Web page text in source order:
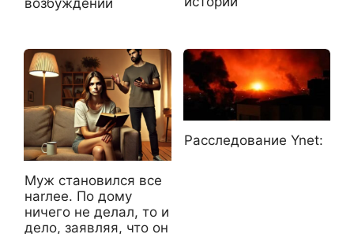
Муж становился все
наrлее. По дому
ничего не делал, то и
дело, заявляя, что он
Расследование Ynet: